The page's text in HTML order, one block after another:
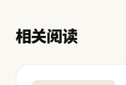
相关阅读